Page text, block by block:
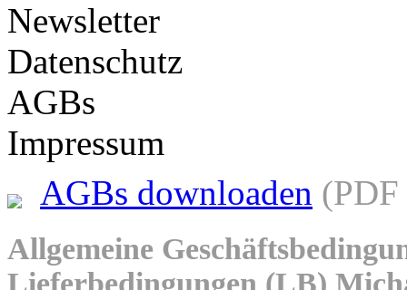
Newsletter
Datenschutz
AGBs
Impressum
AGBs downloaden
Allgemeine
Lieferbedingungen (LB)